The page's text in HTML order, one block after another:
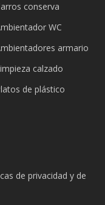
conserva
WC
armario
calzado
de plástico
de privacidad y de